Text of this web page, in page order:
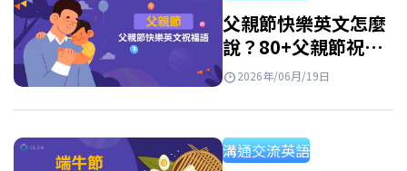
父親節快樂英文怎麼
說？80+父親節祝福
語英文、佳句與短文
2026年/06月/19日
溝通交流英語